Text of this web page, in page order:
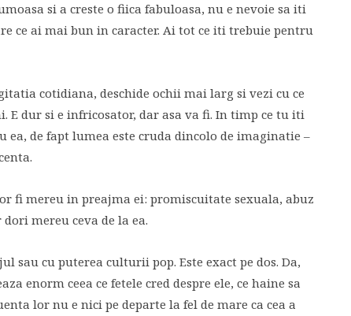
si a creste o fiica fabuloasa, nu e nevoie sa iti
ce ai mai bun in caracter. Ai tot ce iti trebuie pentru
cotidiana, deschide ochii mai larg si vezi cu ce
E dur si e infricosator, dar asa va fi. In timp ce tu iti
ea, de fapt lumea este cruda dincolo de imaginatie –
fi mereu in preajma ei: promiscuitate sexuala, abuz
mereu ceva de la ea.
sau cu puterea culturii pop. Este exact pe dos. Da,
enorm ceea ce fetele cred despre ele, ce haine sa
lor nu e nici pe departe la fel de mare ca cea a